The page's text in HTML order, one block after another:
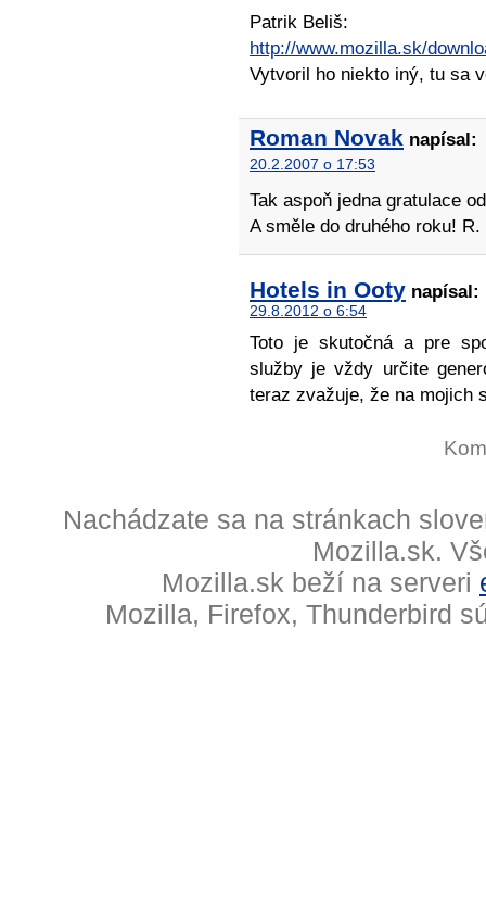
Patrik Beliš:
http://www.mozilla.sk/
Vytvoril ho niekto iný, tu sa
Roman Novak napísal:
20.2.2007 o 17:53
Tak aspoň jedna gratulace
A směle do druhého roku! R.
Hotels in Ooty napísal:
29.8.2012 o 6:54
Toto je skutočná a pre
služby je vždy určite
teraz zvažuje, že na mojich
Nachádzate sa na stránkach
Mozilla.sk.
Mozilla.sk beží na serveri
Mozilla, Firefox, Thunderbird